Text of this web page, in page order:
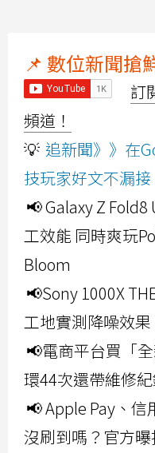
📌 數位新聞搶
訂
頻道！
💡 追新聞》》在
技玩家好文不漏接
📢 Galaxy Z
工效能 同時爽玩
Bloom
📢Sony 1000X
工地實測降噪效
📢電商平台買「
環44次還帶維修
📢 Apple Pay、
沒刷到嗎？官方